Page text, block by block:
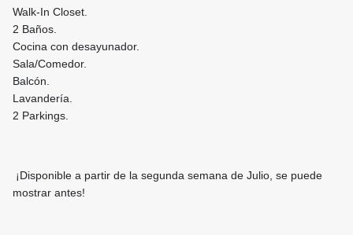
Walk-In Closet.
2 Baños.
Cocina con desayunador.
Sala/Comedor.
Balcón.
Lavandería.
2 Parkings.
¡Disponible a partir de la segunda semana de Julio, se puede
mostrar antes!